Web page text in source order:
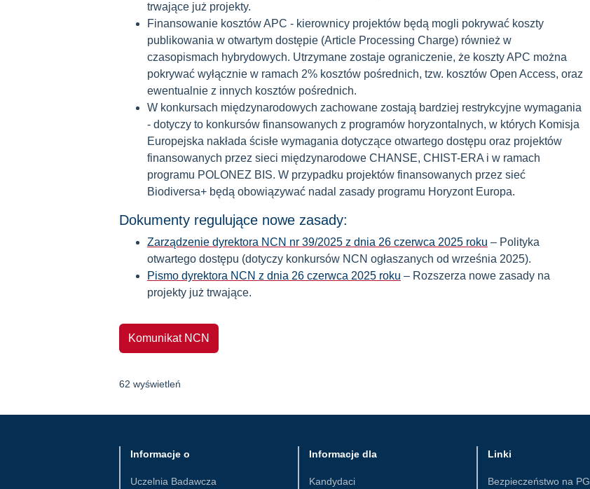
trwające już projekty.
Finansowanie kosztów APC - kierownicy projektów będą mogli pokrywać koszty
publikowania w otwartym dostępie (Article Processing Charge) również w
czasopismach hybrydowych. Utrzymane zostaje ograniczenie, że koszty APC można
pokrywać wyłącznie w ramach 2% kosztów pośrednich, tzw. kosztów Open Access, oraz
ewentualnie z innych kosztów pośrednich.
W konkursach międzynarodowych zachowane zostają bardziej restrykcyjne wymagania
- dotyczy to konkursów finansowanych z programów horyzontalnych, w których Komisja
Europejska nakłada ścisłe wymagania dotyczące otwartego dostępu oraz projektów
finansowanych przez sieci międzynarodowe CHANSE, CHIST-ERA i w ramach
programu POLONEZ BIS. W przypadku projektów finansowanych przez sieć
Biodiversa+ będą obowiązywać nadal zasady programu Horyzont Europa.
Dokumenty regulujące nowe zasady:
Zarządzenie dyrektora NCN nr 39/2025 z dnia 26 czerwca 2025 roku – Polityka
otwartego dostępu (dotyczy konkursów NCN ogłaszanych od września 2025).
Pismo dyrektora NCN z dnia 26 czerwca 2025 roku – Rozszerza nowe zasady na
projekty już trwające.
Komunikat NCN
62 wyświetleń
Informacje o
Uczelnia Badawcza
Informacje dla
Kandydaci
Linki
Bezpieczeństwo na PG